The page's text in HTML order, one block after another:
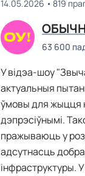
14.05.2026 819
63 600
У відэа-шоу
актуальныя
ўмовы для жыцця
дэпрэсіўнымі.
пражываюць у
адсутнасць
інфраструктуры.